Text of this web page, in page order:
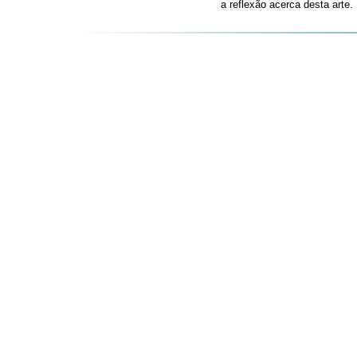
a reflexão acerca desta arte.